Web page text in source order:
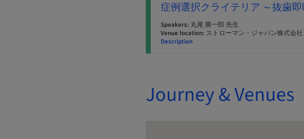
症例選択クライテリア ～抜歯
Speakers: 丸尾 勝一郎 先生
Venue location: ストローマン・ジャパン株式会
Description
Journey & Venues